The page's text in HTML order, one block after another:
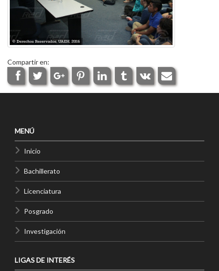
Compartir en:
MENÚ
Inicio
Bachillerato
Licenciatura
Posgrado
Investigación
LIGAS DE INTERÉS